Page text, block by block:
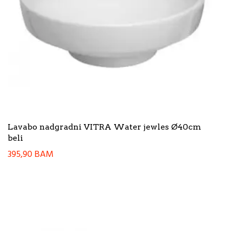
Lavabo nadgradni VITRA Water jewles Ø40cm
beli
395,90BAM